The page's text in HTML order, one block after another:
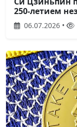
250-летием
06.07.2026 •